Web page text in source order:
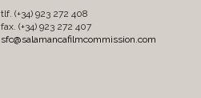
tlf. (+34) 923 272 408
fax. (+34) 923 272 407
sfc@salamancafilmcommission.com